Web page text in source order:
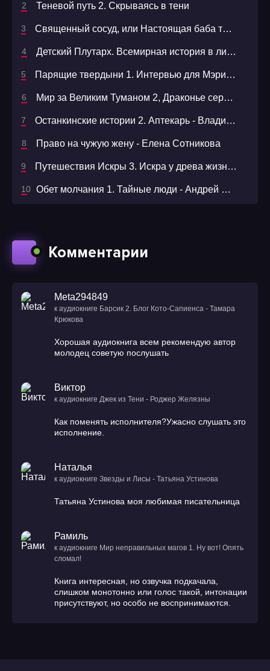
Теневой путь 2. Скрываясь в тени
Священный сосуд, или Настоящая баба та еще редкость
Детский Плутарх. Всемирная история в лицах
Парящие твердыни 1. Интервью для Мэри Сью. Раздразнить дракона - Надежда Мамаева
Мир за Великим Туманом 2, Драконье серебро
Останкинские истории 2. Аптекарь - Владимир Орлов
Право на чужую жену - Елена Сотникова
Путешествия Искры 3. Искра у древа жизни - Анна Пожарская
Обет молчания 1. Тайные люди - Андрей Ильин
Комментарии
Meta294849
к аудиокниге Барсик 2. Блог Кото-Сапиенса - Тамара
Крюкова
Хорошая аудиокнига всем рекомендую автор
молодец советую послушать
Виктор
к аудиокниге Джек из Тени - Роджер Желязны
Как поменять исполнителя?Ужасно слушать это
исполнение.
Наталья
к аудиокниге Звезды и Лисы - Татьяна Устинова
Татьяна Устинова моя любимая писательница
Рамиль
к аудиокниге Мир неправильных магов 1. Ну вот! Опять
сломал!
Книга интересная, но озвучка подкачала,
слишком монотонно или голос такой, интонации
присутствуют, но особо не воспринимаются.